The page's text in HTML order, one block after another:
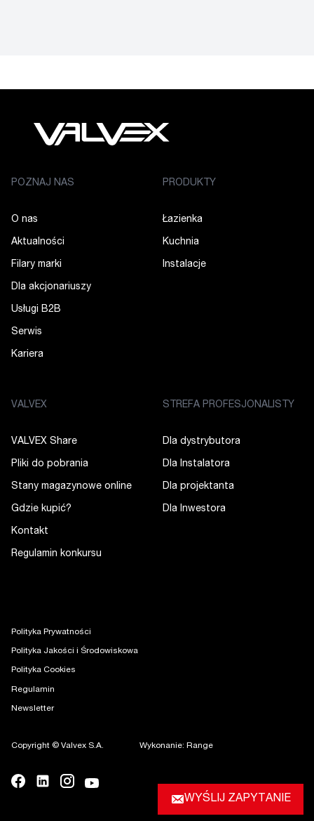
POZNAJ NAS
O nas
Aktualności
Filary marki
Dla akcjonariuszy
Usługi B2B
Serwis
Kariera
PRODUKTY
Łazienka
Kuchnia
Instalacje
VALVEX
VALVEX Share
Pliki do pobrania
Stany magazynowe online
Gdzie kupić?
Kontakt
Regulamin konkursu
STREFA PROFESJONALISTY
Dla dystrybutora
Dla Instalatora
Dla projektanta
Dla Inwestora
Polityka Prywatności
Polityka Jakości i Środowiskowa
Polityka Cookies
Regulamin
Newsletter
Copyright © Valvex S.A. Wykonanie: Range
WYŚLIJ ZAPYTANIE